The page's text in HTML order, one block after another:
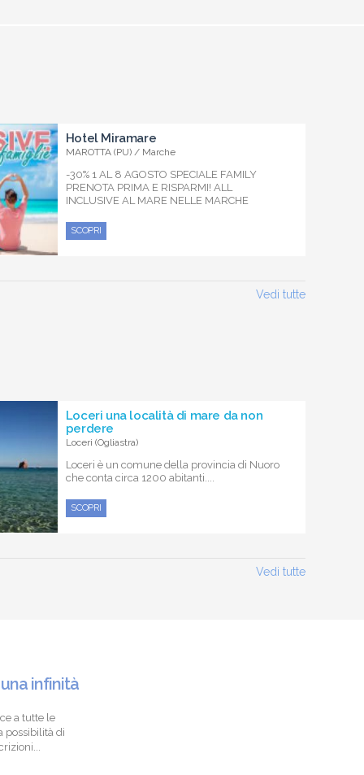
Hotel Miramare
MAROTTA (PU) / Marche
-30% 1 AL 8 AGOSTO SPECIALE FAMILY
PRENOTA PRIMA E RISPARMI! ALL
INCLUSIVE AL MARE NELLE MARCHE
SCOPRI
Vedi tutte
Loceri una località di mare da non
perdere
Loceri (Ogliastra)
Loceri è un comune della provincia di Nuoro
che conta circa 1200 abitanti....
SCOPRI
Vedi tutte
infinità
a tutte le
possibilità di